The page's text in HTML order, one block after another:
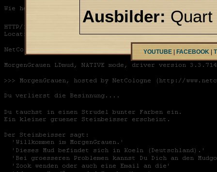
Ausbilder:
YOUTUBE FACEBOOK